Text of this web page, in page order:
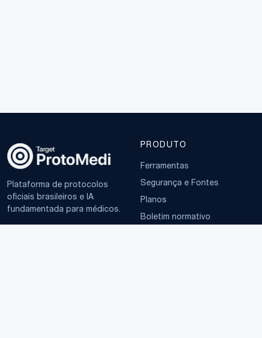
Plataforma de protocolos
oficiais brasileiros e IA
fundamentada para médicos.
PRODUTO
Ferramentas
Segurança e Fontes
Planos
Boletim normativo